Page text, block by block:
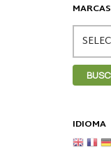
MARCAS
IDIOMA